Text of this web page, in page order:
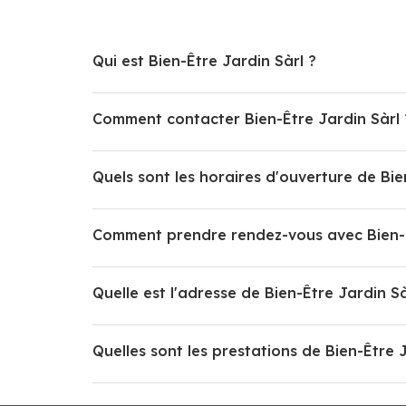
Qui est Bien-Être Jardin Sàrl ?
Comment contacter Bien-Être Jardin Sàrl
Quels sont les horaires d'ouverture de
Comment prendre rendez-vous avec
Quelle est l'adresse de Bien-Être Jardin
Quelles sont les prestations de Bien-Être